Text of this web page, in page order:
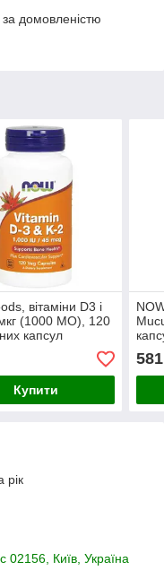
домовленістю
вітаміни D3 і
(1000 МО), 120
капсул
Купити
581
рік
02156, Київ, Україна